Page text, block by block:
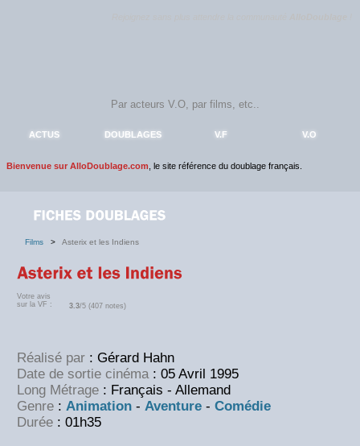
ACTUS DOUBLAGES V.F V.O
Bienvenue sur AlloDoublage.com , le site référence du doublage français.
Films > Asterix et les Indiens
Votre avis
sur la VF :
3.3/5 (407 notes)
Réalisé par : Gérard Hahn
Date de sortie cinéma : 05 Avril 1995
Long Métrage : Français - Allemand
Genre : Animation - Aventure - Comédie
Durée : 01h35